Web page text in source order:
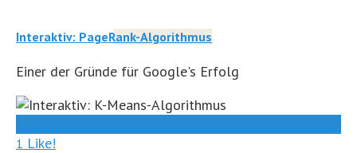
Interaktiv: PageRank-Algorithmus
Einer der Gründe für Google's Erfolg
1 Like!